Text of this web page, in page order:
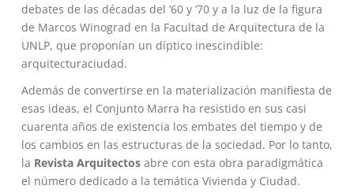
debates de las décadas del ‘60 y ’70 y a la luz de la figura
de Marcos Winograd en la Facultad de Arquitectura de la
UNLP, que proponían un díptico inescindible:
arquitecturaciudad.
Además de convertirse en la materialización manifiesta de
esas ideas, el Conjunto Marra ha resistido en sus casi
cuarenta años de existencia los embates del tiempo y de
los cambios en las estructuras de la sociedad. Por lo tanto,
la Revista Arquitectosabre con esta obra paradigmática
el número dedicado a la temática Vivienda y Ciudad.